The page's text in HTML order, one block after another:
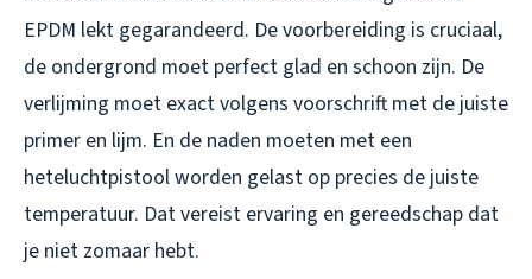
EPDM lekt gegarandeerd. De voorbereiding is cruciaal,
de ondergrond moet perfect glad en schoon zijn. De
verlijming moet exact volgens voorschrift met de juiste
primer en lijm. En de naden moeten met een
heteluchtpistool worden gelast op precies de juiste
temperatuur. Dat vereist ervaring en gereedschap dat
je niet zomaar hebt.